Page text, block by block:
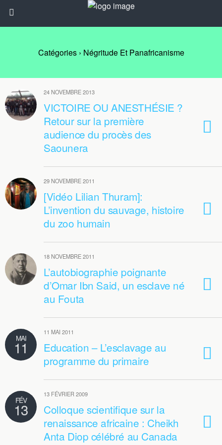
Catégories › Négritude Et Panafricanisme
24 NOVEMBRE 2013
VICTOIRE OU ANESTHÉSIE ?
Retour sur la première
audience du procès des
Saounera
29 NOVEMBRE 2011
[Vidéo Lilian Thuram]:
L’invention du sauvage, histoire
du zoo humain
18 NOVEMBRE 2011
L’autobiographie poignante
d’Omar Ibn Said, un esclave né
au Fouta
MAI
11
11 MAI 2011
Education – L’esclavage au
programme du primaire
FÉV
13
13 FÉVRIER 2009
Colloque scientifique sur la
renaissance africaine : Cheikh
Anta Diop célébré au Canada